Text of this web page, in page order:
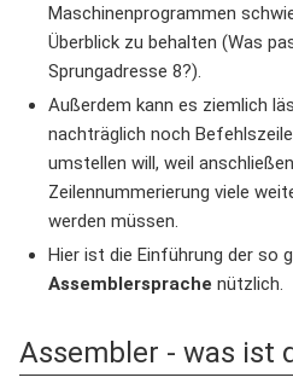
Maschinenprogrammen
Überblick zu behalten (Was
Sprungadresse 8?).
Außerdem kann es ziemlich
nachträglich noch
umstellen will, weil
Zeilennummerierung viele
werden müssen.
Hier ist die Einführung der so
Assemblersprache nützlich.
Assembler - was ist